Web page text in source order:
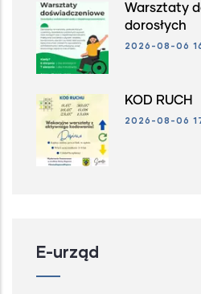
Warsztaty
dorosłych
2026-08-06
KOD RUCH
2026-08-06
E-urząd